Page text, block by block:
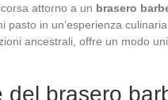
attorno a un brasero
pasto in un’esperienza
ancestrali, offre un modo
del brasero